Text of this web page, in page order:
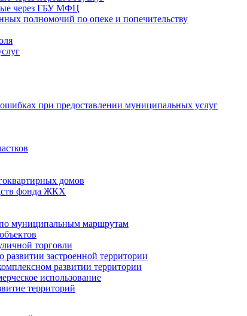
через ГБУ МФЦ
полномочий по опеке и попечительству
при предоставлении муниципальных услуг
домов
фонда ЖКХ
муниципальным маршрутам
торговли
застроенной территории
развитии территории
использование
территорий